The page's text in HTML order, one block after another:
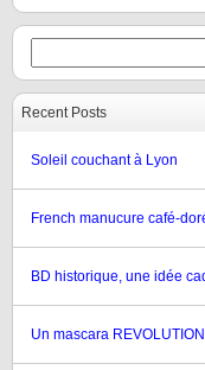
Recent Posts
Soleil couchant à Lyon
French manucure café-
BD historique, une idée
Un mascara